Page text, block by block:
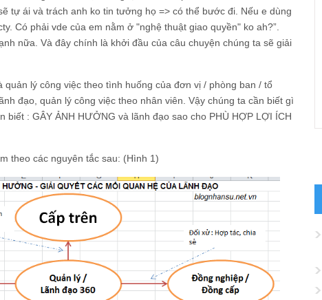
tự ái và trách anh ko tin tưởng họ => có thể bước đi. Nếu e dùng
Có phải vde của em nằm ở "nghệ thuật giao quyền" ko ah?”.
nữa. Và đây chính là khởi đầu của câu chuyện chúng ta sẽ giải
quản lý công việc theo tình huống của đơn vị / phòng ban / tổ
đạo, quản lý công việc theo nhân viên. Vậy chúng ta cần biết gì
biết : GÂY ẢNH HƯỞNG và lãnh đạo sao cho PHÙ HỢP LỢI ÍCH
theo các nguyên tắc sau: (Hình 1)